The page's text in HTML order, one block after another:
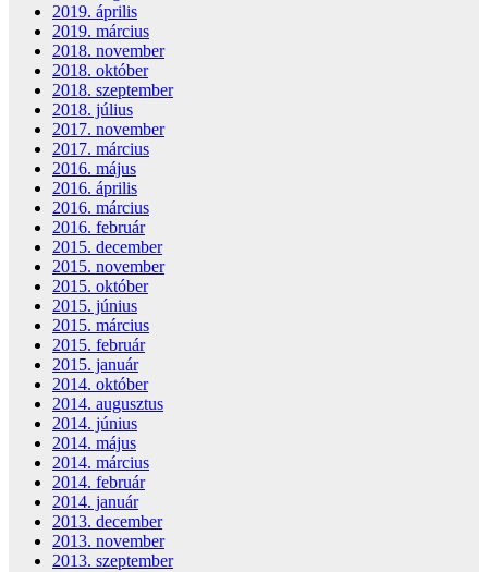
2019. április
2019. március
2018. november
2018. október
2018. szeptember
2018. július
2017. november
2017. március
2016. május
2016. április
2016. március
2016. február
2015. december
2015. november
2015. október
2015. június
2015. március
2015. február
2015. január
2014. október
2014. augusztus
2014. június
2014. május
2014. március
2014. február
2014. január
2013. december
2013. november
2013. szeptember